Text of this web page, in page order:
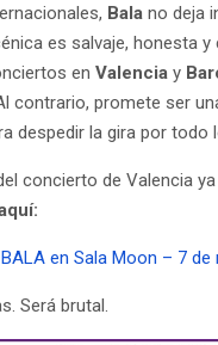
Bala no deja
es salvaje, honesta y
en Valencia y
contrario, promete ser
despedir la gira por todo
concierto de Valencia
en Sala Moon – 7 de
Será brutal.